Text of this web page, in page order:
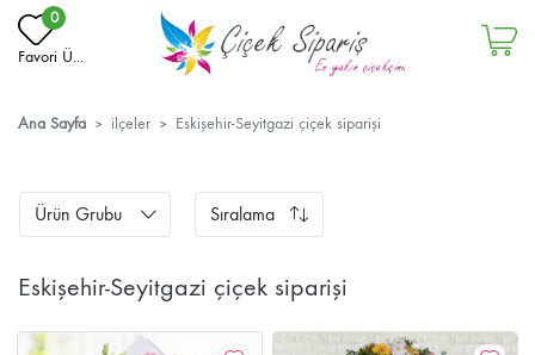
0
Favori Ü...
Ana Sayfa ilçeler Eskişehir­-Seyitgazi çiçek siparişi
Ürün Grubu Sıralama
Eskişehir­-Seyitgazi çiçek siparişi